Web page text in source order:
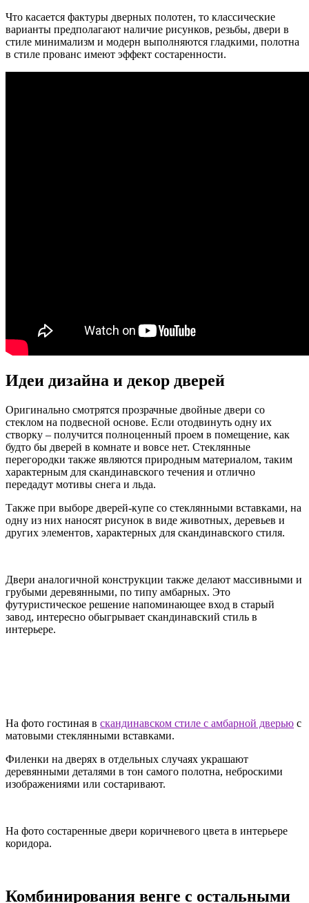
Что касается фактуры дверных полотен, то классические
варианты предполагают наличие рисунков, резьбы, двери в
стиле минимализм и модерн выполняются гладкими, полотна
в стиле прованс имеют эффект состаренности.
Идеи дизайна и декор дверей
Оригинально смотрятся прозрачные двойные двери со
стеклом на подвесной основе. Если отодвинуть одну их
створку – получится полноценный проем в помещение, как
будто бы дверей в комнате и вовсе нет. Стеклянные
перегородки также являются природным материалом, таким
характерным для скандинавского течения и отлично
передадут мотивы снега и льда.
Также при выборе дверей-купе со стеклянными вставками, на
одну из них наносят рисунок в виде животных, деревьев и
других элементов, характерных для скандинавского стиля.
Двери аналогичной конструкции также делают массивными и
грубыми деревянными, по типу амбарных. Это
футуристическое решение напоминающее вход в старый
завод, интересно обыгрывает скандинавский стиль в
интерьере.
На фото гостиная в скандинавском стиле с амбарной дверью с
матовыми стеклянными вставками.
Филенки на дверях в отдельных случаях украшают
деревянными деталями в тон самого полотна, неброскими
изображениями или состаривают.
На фото состаренные двери коричневого цвета в интерьере
коридора.
Комбинирования венге с остальными